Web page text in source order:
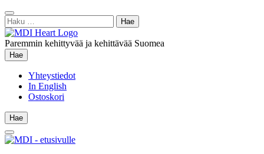
Siirry
sisältöön
Sulje
hae
Haku:
Paremmin kehittyvää ja kehittävää Suomea
Hae
Hae
Yhteystiedot
In English
Ostoskori
Hae
Hae
Main
Menu